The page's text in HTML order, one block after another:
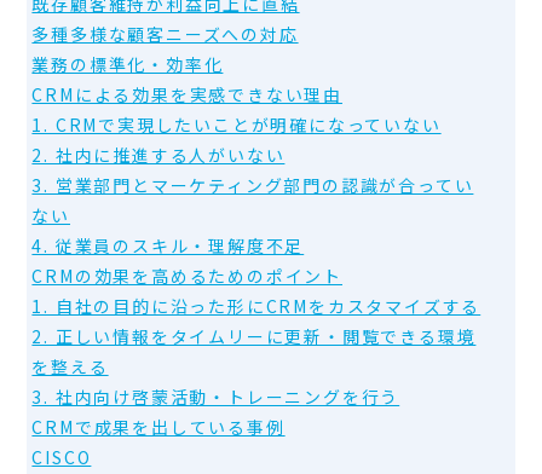
多種多様な顧客ニーズへの対応
業務の標準化・効率化
CRMによる効果を実感できない理由
1. CRMで実現したいことが明確になっていない
2. 社内に推進する人がいない
3. 営業部門とマーケティング部門の認識が合ってい
ない
4. 従業員のスキル・理解度不足
CRMの効果を高めるためのポイント
1. 自社の目的に沿った形にCRMをカスタマイズする
2. 正しい情報をタイムリーに更新・閲覧できる環境
を整える
3. 社内向け啓蒙活動・トレーニングを行う
CRMで成果を出している事例
CISCO